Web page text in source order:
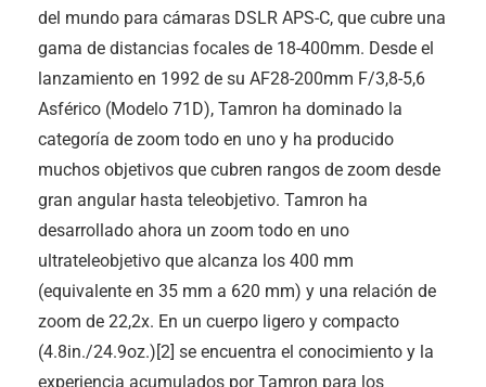
del mundo para cámaras DSLR APS-C, que cubre una
gama de distancias focales de 18-400mm. Desde el
lanzamiento en 1992 de su AF28-200mm F/3,8-5,6
Asférico (Modelo 71D), Tamron ha dominado la
categoría de zoom todo en uno y ha producido
muchos objetivos que cubren rangos de zoom desde
gran angular hasta teleobjetivo. Tamron ha
desarrollado ahora un zoom todo en uno
ultrateleobjetivo que alcanza los 400 mm
(equivalente en 35 mm a 620 mm) y una relación de
zoom de 22,2x. En un cuerpo ligero y compacto
(4.8in./24.9oz.)[2] se encuentra el conocimiento y la
experiencia acumulados por Tamron para los